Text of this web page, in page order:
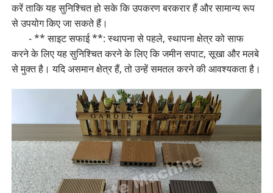
करें ताकि यह सुनिश्चित हो सके कि उपकरण बरकरार हैं और सामान्य रूप
से उपयोग किए जा सकते हैं।
- ** साइट सफाई **: स्थापना से पहले, स्थापना क्षेत्र को साफ
करने के लिए यह सुनिश्चित करने के लिए कि जमीन सपाट, सूखा और मलबे
से मुक्त है। यदि असमान क्षेत्र हैं, तो उन्हें समतल करने की आवश्यकता है।